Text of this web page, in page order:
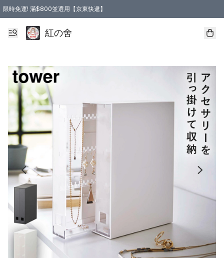
限時免運! 滿$800並選用【京東快遞】
紅の舍